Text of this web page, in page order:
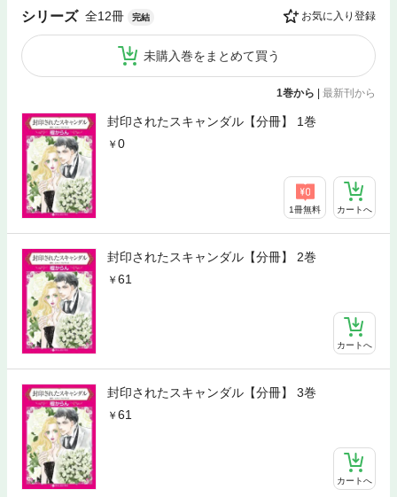
シリーズ 全12冊 完結 お気に入り登録
未購入巻をまとめて買う
1巻から 最新刊から
封印されたスキャンダル【分冊】 1巻
0
1冊無料 カートへ
封印されたスキャンダル【分冊】 2巻
61
カートへ
封印されたスキャンダル【分冊】 3巻
61
カートへ